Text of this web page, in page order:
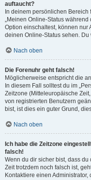
auftaucht?
In deinem persönlichen
„Meinen Online-Status
Option einschaltest, können nur
deinen Online-Status sehen.
Nach oben
Die Forenuhr geht falsch!
Möglicherweise entspricht die
In diesem Fall solltest du im
Zeitzone (Mitteleuropäische
von registrierten Benutzern
bist, ist dies ein guter Grund,
Nach oben
Ich habe die Zeitzone
falsch!
Wenn du dir sicher bist, dass
Zeit trotzdem noch falsch ist,
Kontaktiere einen